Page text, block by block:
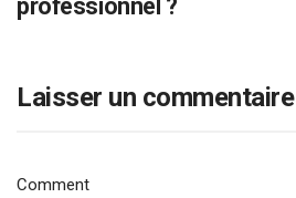
professionnel ?
Laisser un commentaire
Comment